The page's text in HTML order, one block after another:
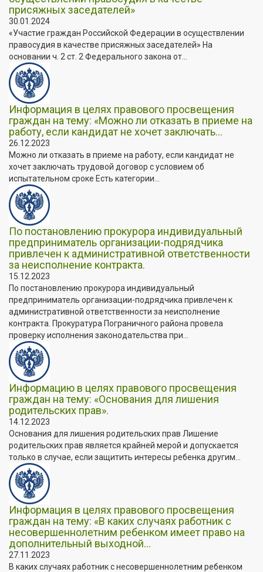
присяжных заседателей»
30.01.2024
«Участие граждан Российской Федерации в осуществлении
правосудия в качестве присяжных заседателей» На
основании ч. 2 ст. 2 Федерального закона от...
Информация в целях правового просвещения
граждан на тему: «Можно ли отказать в приеме на
работу, если кандидат не хочет заключать...
26.12.2023
Можно ли отказать в приеме на работу, если кандидат не
хочет заключать трудовой договор с условием об
испытательном сроке Есть категории...
По постановлению прокурора индивидуальный
предприниматель организации-подрядчика
привлечен к административной ответственности
за неисполнение контракта.
15.12.2023
По постановлению прокурора индивидуальный
предприниматель организации-подрядчика привлечен к
административной ответственности за неисполнение
контракта. Прокуратура Пограничного района провела
проверку исполнения законодательства при...
Информацию в целях правового просвещения
граждан на тему: «Основания для лишения
родительских прав».
14.12.2023
Основания для лишения родительских прав Лишение
родительских прав является крайней мерой и допускается
только в случае, если защитить интересы ребенка другим...
Информация в целях правового просвещения
граждан на тему: «В каких случаях работник с
несовершеннолетним ребенком имеет право на
дополнительный выходной...
27.11.2023
В каких случаях работник с несовершеннолетним ребенком